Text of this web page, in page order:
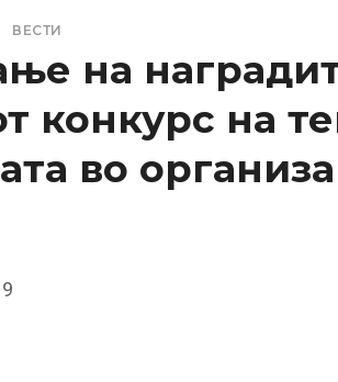
ВЕСТИ
на
конкурс на
во